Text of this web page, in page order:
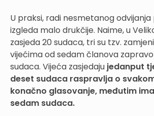
U praksi, radi nesmetanog
izgleda malo drukčije. Naime, u
zasjeda 20 sudaca, tri su tzv.
vijećima od sedam članova
sudaca. Vijeća zasjedaju jedanput
deset sudaca raspravlja o
konačno glasovanje, međutim
sedam sudaca.